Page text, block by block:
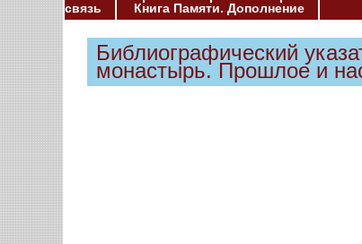
связь
Книга Памяти. Дополнение
Библиографический
монастырь. Прошлое и